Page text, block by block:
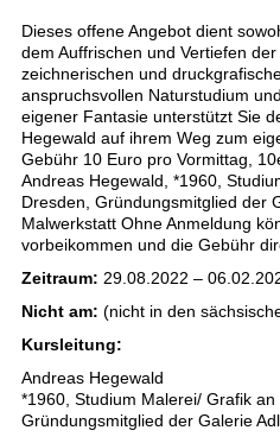
Dieses offene Angebot dient
dem Auffrischen und Vertiefen
zeichnerischen und
anspruchsvollen Naturstudium
eigener Fantasie unterstützt Sie
Hegewald auf ihrem Weg zum
Gebühr 10 Euro pro Vormittag,
Andreas Hegewald, *1960,
Dresden, Gründungsmitglied der
Malwerkstatt Ohne Anmeldung
vorbeikommen und die Gebühr
Zeitraum: 29.08.2022 –
Nicht am: (nicht in den
Kursleitung:
Andreas Hegewald
*1960, Studium Malerei/ Grafik an
Gründungsmitglied der Galerie